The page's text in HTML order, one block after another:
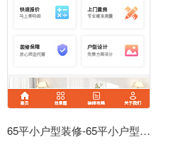
65平小户型装修-65平小户型装修设计公司小程序模板